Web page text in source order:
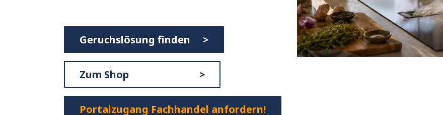
Geruchslösung finden >
Zum Shop >
Portalzugang Fachhandel anfordern!